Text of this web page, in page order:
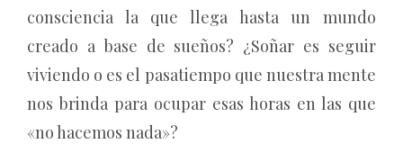
consciencia la que llega hasta un mundo
creado a base de sueños? ¿Soñar es seguir
viviendo o es el pasatiempo que nuestra mente
nos brinda para ocupar esas horas en las que
«no hacemos nada»?